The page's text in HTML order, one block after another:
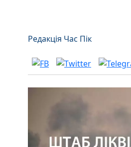
Редакція Час Пік